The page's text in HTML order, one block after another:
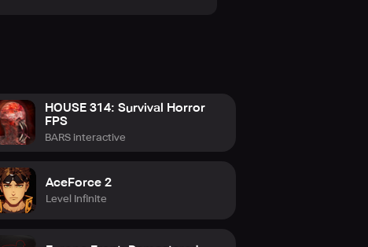
HOUSE 314: Survival Horror
FPS
BARS interactive
AceForce 2
Level Infinite